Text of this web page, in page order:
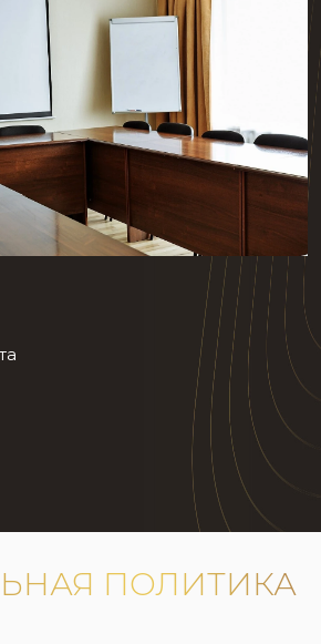
ПОЛИТИКА